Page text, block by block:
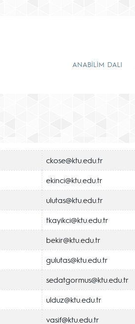
ANABİLİM DALI
ckose@ktu.edu.tr
ekinci@ktu.edu.tr
ulutas@ktu.edu.tr
tkayikci@ktu.edu.tr
bekir@ktu.edu.tr
gulutas@ktu.edu.tr
sedatgormus@ktu.edu.tr
ulduz@ktu.edu.tr
vasif@ktu.edu.tr